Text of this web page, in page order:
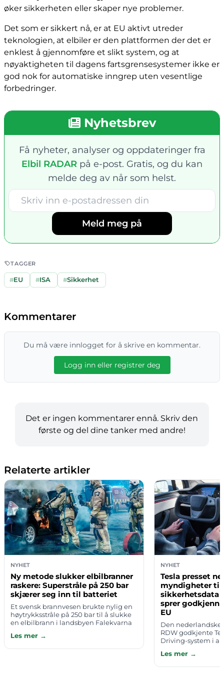
øker sikkerheten eller skaper nye problemer.
Det som er sikkert nå, er at EU aktivt utreder
teknologien, at elbiler er den plattformen der det er
enklest å gjennomføre et slikt system, og at
nøyaktigheten til dagens fartsgrensesystemer ikke er
god nok for automatiske inngrep uten vesentlige
forbedringer.
Nyhetsbrev
Få nyheter, analyser og oppdateringer fra
Elbil RADAR på e-post. Gratis, og du kan
melde deg av når som helst.
Meld meg på
TAGGER
#EU #ISA #Sikkerhet
Kommentarer
Du må være innlogget for å skrive en kommentar.
Logg inn eller registrer deg
Det er ingen kommentarer ennå. Skriv den
første og del dine tanker med andre!
Relaterte artikler
NYHET
Ny metode slukker elbilbranner
raskere: Superstråle på 250 bar
skjærer seg inn til batteriet
Et svensk brannvesen brukte nylig en
høytrykksstråle på 250 bar til å slukke
en elbilbrann i landsbyen Falekvarna
fysisk inn til det brennend…
Les mer →
NYHET
Tesla presset
myndigheter til
sikkerhetsdata
sprer
EU
Den
RDW godkjente
Driving-system i
EU. Men hvordan
k…
Les mer →